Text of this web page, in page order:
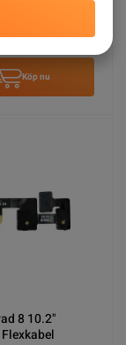
- Rosa
Köp nu
8 10.2"